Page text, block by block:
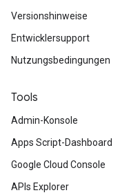
Versionshinweise
Entwicklersupport
Nutzungsbedingungen
Tools
Admin-Konsole
Apps Script-Dashboard
Google Cloud Console
APIs Explorer